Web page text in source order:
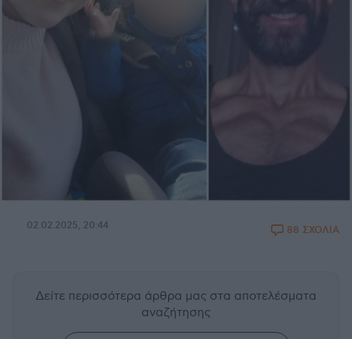
02.02.2025, 20:44 88 ΣΧΟΛΙΑ
Δείτε περισσότερα άρθρα μας στα αποτελέσματα
αναζήτησης